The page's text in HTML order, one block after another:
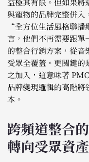
與寵物的品牌完整併入
“全方位生活風格聯
言，他們不再需要跟單
的整合行銷方案，從音
受眾全覆蓋。更關鍵
之加入，這意味著
品牌變現邏輯的高階將
本。
跨頻道整合
轉向受眾資